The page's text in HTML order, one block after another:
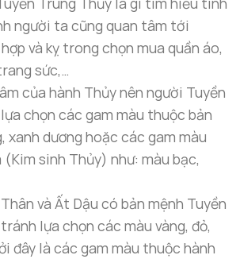
người ta cũng quan tâm tới
và kỵ trong chọn mua quần áo,
sức,…
của hành Thủy nên người Tuyền
chọn các gam màu thuộc bản
xanh dương hoặc các gam màu
sinh Thủy) như: màu bạc,
và Ất Dậu có bản mệnh Tuyền
lựa chọn các màu vàng, đỏ,
đây là các gam màu thuộc hành